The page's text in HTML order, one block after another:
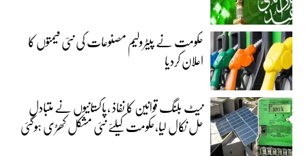
حکومت نے پیٹرولیم مصنوعات کی نئی قیمتوں کا
اعلان کردیا
نیٹ بلنگ قوانین کا نفاذ ،پاکستانیوں نے متبادل
حل نکال لیا،حکومت کیلئے نئی مشکل کھڑی ہوگئی